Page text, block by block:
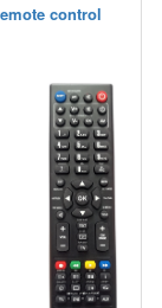
control